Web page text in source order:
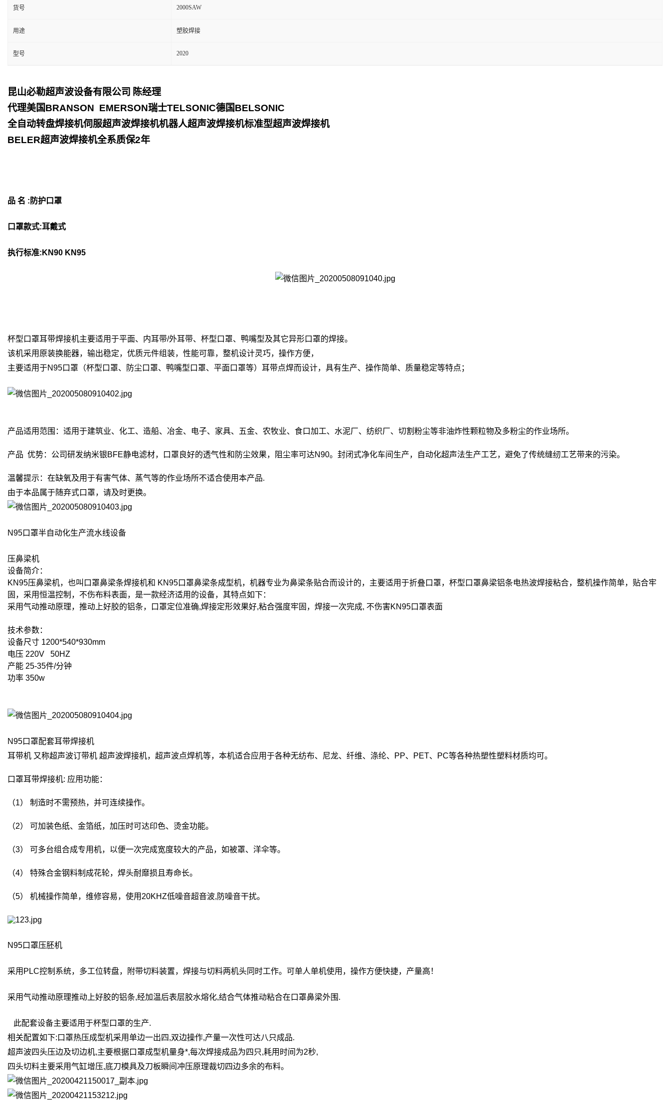
货号 2000SAW
用途 塑胶焊接
型号 2020
昆山必勒超声波设备有限公司 陈经理
代理美国BRANSON EMERSON瑞士TELSONIC德国BELSONIC
全自动转盘焊接机伺服超声波焊接机机器人超声波焊接机标准型超声波焊接机
BELER超声波焊接机全系质保2年
品 名 :防护口罩
口罩款式:耳戴式
执行标准:KN90 KN95
杯型口罩耳带焊接机主要适用于平面、内耳带/外耳带、杯型口罩、鸭嘴型及其它异形口罩的焊接。
该机采用原装换能器，输出稳定，优质元件组装，性能可靠，整机设计灵巧，操作方便，
主要适用于N95口罩（杯型口罩、防尘口罩、鸭嘴型口罩、平面口罩等）耳带点焊而设计，具有生产、操作简单、质量稳定等特点；
产品适用范围：适用于建筑业、化工、造船、冶金、电子、家具、五金、农牧业、食口加工、水泥厂、纺织厂、切割粉尘等非油炸性颗粒物及多粉尘的作业场所。
产品 优势：公司研发纳米银BFE静电滤材，口罩良好的透气性和防尘效果，阻尘率可达N90。封闭式净化车间生产，自动化超声法生产工艺，避免了传统缝纫工艺带来的污染。
温馨提示：在缺氧及用于有害气体、蒸气等的作业场所不适合使用本产品.
由于本品属于随弃式口罩，请及时更换。
N95口罩半自动化生产流水线设备
压鼻梁机
设备简介：
KN95压鼻梁机，也叫口罩鼻梁条焊接机和 KN95口罩鼻梁条成型机，机器专业为鼻梁条贴合而设计的，主要适用于折叠口罩，杯型口罩鼻梁铝条电热波焊接粘合，整机操作简单，贴合牢
固，采用恒温控制，不伤布料表面，是一款经济适用的设备，其特点如下：
采用气动推动原理，推动上好胶的铝条，口罩定位准确,焊接定形效果好,粘合强度牢固，焊接一次完成, 不伤害KN95口罩表面
技术参数：
设备尺寸 1200*540*930mm
电压 220V 50HZ
产能 25-35件/分钟
功率 350w
N95口罩配套耳带焊接机
耳带机 又称超声波订带机 超声波焊接机，超声波点焊机等，本机适合应用于各种无纺布、尼龙、纤维、涤纶、PP、PET、PC等各种热塑性塑料材质均可。
口罩耳带焊接机: 应用功能：
（1） 制造时不需预热，并可连续操作。
（2） 可加装色纸、金箔纸，加压时可达印色、烫金功能。
（3） 可多台组合成专用机，以便一次完成宽度较大的产品，如被罩、洋伞等。
（4） 特殊合金钢料制成花轮，焊头耐靡损且寿命长。
（5） 机械操作简单，维修容易，使用20KHZ低噪音超音波,防噪音干扰。
N95口罩压胚机
采用PLC控制系统，多工位转盘，附带切料装置，焊接与切料两机头同时工作。可单人单机使用，操作方便快捷，产量高！
采用气动推动原理推动上好胶的铝条,经加温后表层胶水熔化,结合气体推动粘合在口罩鼻梁外围.
此配套设备主要适用于杯型口罩的生产.
相关配置如下:口罩热压成型机采用单边一出四,双边操作,产量一次性可达八只成品.
超声波四头压边及切边机,主要根据口罩成型机量身*,每次焊接成品为四只,耗用时间为2秒,
四头切料主要采用气缸增压,底刀模具及刀板瞬间冲压原理裁切四边多余的布料。